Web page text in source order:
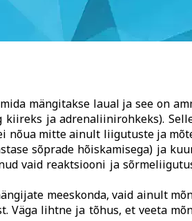
mängitakse laual ja see on
ja adrenaliinirohkeks).
nõua mitte ainult liigutuste ja
sõprade hõiskamisega) ja
vaid reaktsiooni ja
meeskonda, vaid ainult
Väga lihtne ja tõhus, et veeta